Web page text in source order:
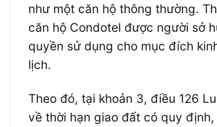
như một căn hộ thông thường.
căn hộ Condotel được người sở
quyền sử dụng cho mục đích
lịch.
Theo đó, tại khoản 3, điều 126
về thời hạn giao đất có quy